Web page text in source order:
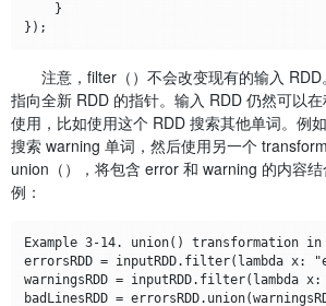
    }
注意，filter（）不会改变现有的输入 RDD
指向全新 RDD 的指针。输入 RDD 仍然可以
使用，比如使用这个 RDD 搜索其他单词。例
搜索 warning 单词，然后使用另一个
union（），将包含 error 和 warning 的内容
例：
Example 3-14. union() transformation in
errorsRDD = inputRDD.filter(lambda x:
warningsRDD = inputRDD.filter(lambda